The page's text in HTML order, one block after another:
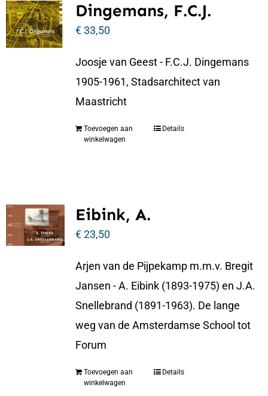
Dingemans, F.C.J.
€33,50
Joosje van Geest - F.C.J. Dingemans
1905-1961, Stadsarchitect van
Maastricht
Toevoegen aan
winkelwagen
Details
Eibink, A.
€23,50
Arjen van de Pijpekamp m.m.v. Bregit
Jansen - A. Eibink (1893-1975) en J.A.
Snellebrand (1891-1963). De lange
weg van de Amsterdamse School tot
Forum
Toevoegen aan
winkelwagen
Details